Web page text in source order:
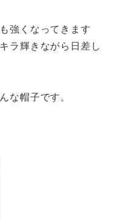
強くなってきます
ラ輝きながら日差し
な帽子です。